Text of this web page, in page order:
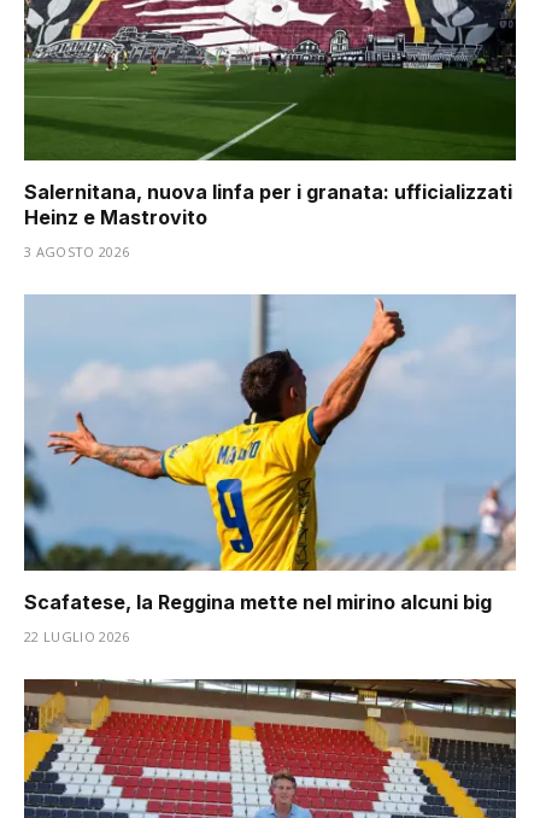
Salernitana, nuova linfa per i granata: ufficializzati
Heinz e Mastrovito
3 AGOSTO 2026
Scafatese, la Reggina mette nel mirino alcuni big
22 LUGLIO 2026